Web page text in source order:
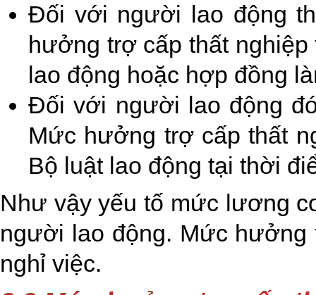
Đối với người lao động
hưởng trợ cấp thất
lao động hoặc hợp đồng
Đối với người lao động
Mức hưởng trợ cấp thất
Bộ luật lao động tại thời
Như vậy yếu tố mức lương
người lao động. Mức
nghỉ việc.